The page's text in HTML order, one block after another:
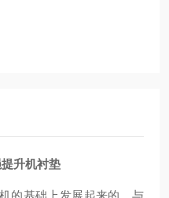
升机衬垫
的基础上发展起来的，与